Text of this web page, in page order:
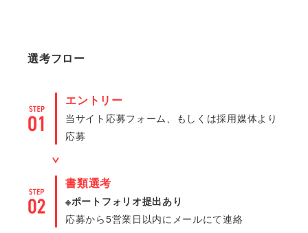
選考フロー
エントリー
当サイト応募フォーム、もしくは採用媒体より
応募
書類選考
※ポートフォリオ提出あり
応募から5営業日以内にメールにて連絡